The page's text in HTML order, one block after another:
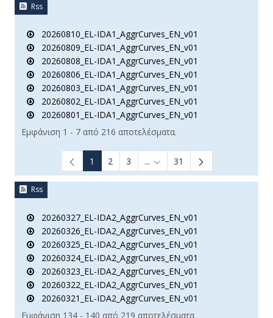
Rss
20260810_EL-IDA1_AggrCurves_EN_v01
20260809_EL-IDA1_AggrCurves_EN_v01
20260808_EL-IDA1_AggrCurves_EN_v01
20260806_EL-IDA1_AggrCurves_EN_v01
20260803_EL-IDA1_AggrCurves_EN_v01
20260802_EL-IDA1_AggrCurves_EN_v01
20260801_EL-IDA1_AggrCurves_EN_v01
Εμφάνιση 1 - 7 από 216 αποτελέσματα.
1 2 3 ... Ενδιάμεσες σελίδες Use
31
Rss
20260327_EL-IDA2_AggrCurves_EN_v01
20260326_EL-IDA2_AggrCurves_EN_v01
20260325_EL-IDA2_AggrCurves_EN_v01
20260324_EL-IDA2_AggrCurves_EN_v01
20260323_EL-IDA2_AggrCurves_EN_v01
20260322_EL-IDA2_AggrCurves_EN_v01
20260321_EL-IDA2_AggrCurves_EN_v01
Εμφάνιση 134 - 140 από 219 αποτελέσματα.